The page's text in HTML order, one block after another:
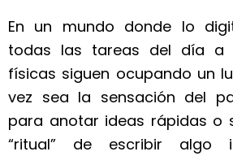
En un mundo donde lo
todas las tareas del día a
físicas siguen ocupando un
vez sea la sensación del
para anotar ideas rápidas o
“ritual” de escribir algo